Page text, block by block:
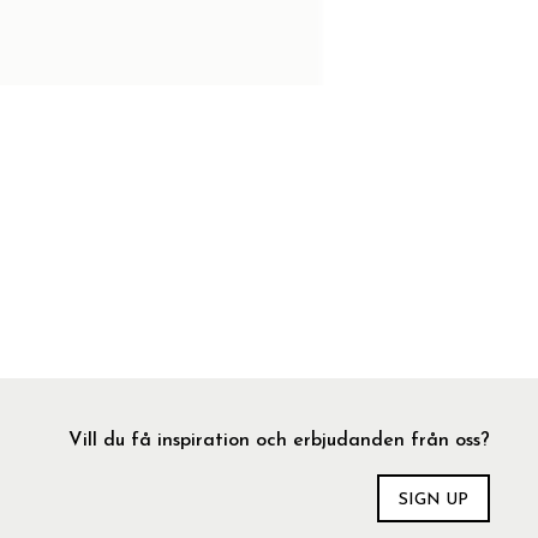
Vill du få inspiration och erbjudanden från oss?
SIGN UP